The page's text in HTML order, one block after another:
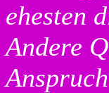
ehesten
Andere